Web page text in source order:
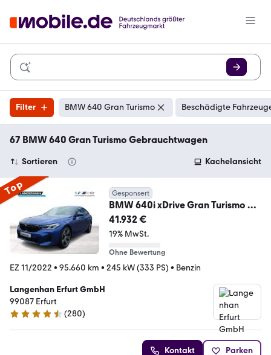
Filter BMW 640 Gran Turismo Beschädigte
67 BMW 640 Gran Turismo Gebrauchtwagen
Sortieren Kachelansicht
Top Gesponsert
BMW 640i xDrive Gran Turismo M
Sport Laser Head-Up H
41.932 €
19% MwSt.
Ohne Bewertung
EZ 11/2022 • 95.660 km • 245 kW (333 PS) • Benzin
Langenhan Erfurt GmbH
99087 Erfurt
4.4 Sterne
(280)
Kontakt Parken